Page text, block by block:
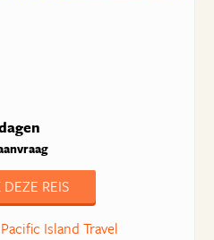
DEZE REIS
Island Travel